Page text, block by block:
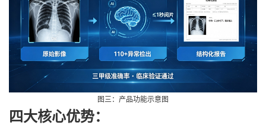
图三：产品功能示意图
四大核心优势：